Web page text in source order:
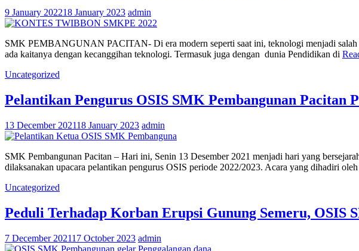
9 January 202218 January 2023 admin
SMK PEMBANGUNAN PACITAN- Di era modern seperti saat ini, teknologi menjadi salah
ada kaitanya dengan kecanggihan teknologi. Termasuk juga dengan dunia Pendidikan di
Uncategorized
Pelantikan Pengurus OSIS SMK Pembangunan Pacitan
13 December 202118 January 2023 admin
SMK Pembangunan Pacitan – Hari ini, Senin 13 Desember 2021 menjadi hari yang
dilaksanakan upacara pelantikan pengurus OSIS periode 2022/2023. Acara yang dihadiri
Uncategorized
Peduli Terhadap Korban Erupsi Gunung Semeru, OSIS
7 December 202117 October 2023 admin